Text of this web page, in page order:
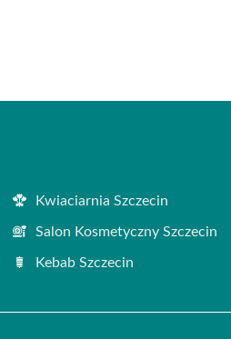
Kwiaciarnia Szczecin
Salon Kosmetyczny Szczecin
Kebab Szczecin